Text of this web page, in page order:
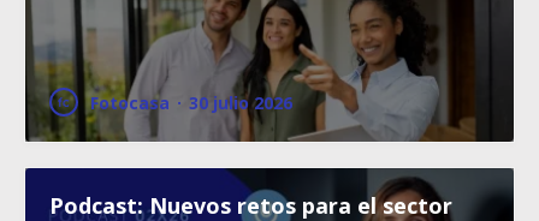
Fotocasa · 30 julio 2026
Podcast: Nuevos retos para el sector